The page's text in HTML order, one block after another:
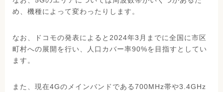
め、機種によって変わったりします。
なお、ドコモの発表によると2024年3月までに全国に市区
町村への展開を行い、人口カバー率90%を目指すとしてい
ます。
また、現在4Gのメインバンドである700MHz帯や3.4GHz